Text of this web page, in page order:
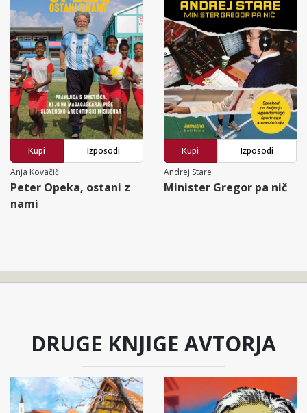
Kupi
Izposodi
Anja Kovačič
Peter Opeka, ostani z
nami
Kupi
Izposodi
Andrej Stare
Minister Gregor pa nič
DRUGE KNJIGE AVTORJA